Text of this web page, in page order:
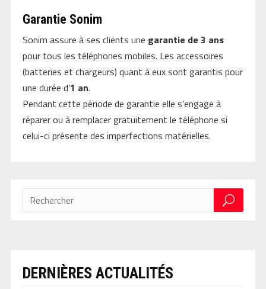
Garantie Sonim
Sonim assure à ses clients une garantie de 3 ans
pour tous les téléphones mobiles. Les accessoires
(batteries et chargeurs) quant à eux sont garantis pour
une durée d’1 an.
Pendant cette période de garantie elle s’engage à
réparer ou à remplacer gratuitement le téléphone si
celui-ci présente des imperfections matérielles.
DERNIÈRES ACTUALITÉS